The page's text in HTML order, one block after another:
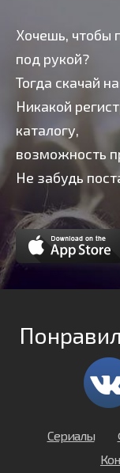
Хочешь, чтобы
под рукой?
Тогда скачай
Никакой
каталогу,
возможность
Не забудь
Сериалы